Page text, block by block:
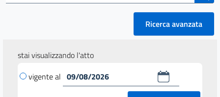
Ricerca avanzata
stai visualizzando l'atto
vigente al